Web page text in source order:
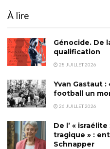
À lire
Génocide. De
qualification
28 JUILLET 2026
Yvan Gastaut
football un
26 JUILLET 2026
De l’ «
tragique » :
Schnapper